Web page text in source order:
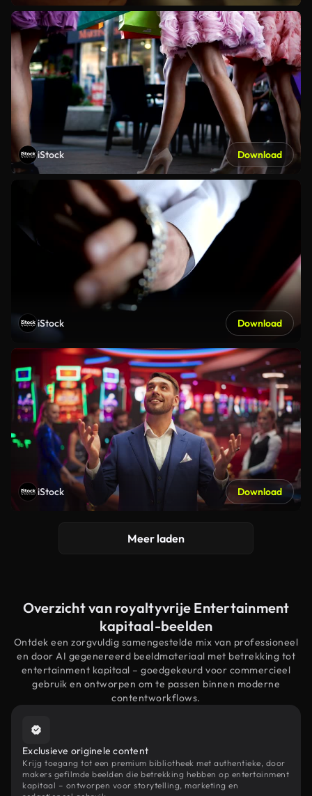
iStock Download
iStock Download
iStock Download
Meer laden
Overzicht van royaltyvrije Entertainment
kapitaal-beelden
Ontdek een zorgvuldig samengestelde mix van professioneel
en door AI gegenereerd beeldmateriaal met betrekking tot
entertainment kapitaal – goedgekeurd voor commercieel
gebruik en ontworpen om te passen binnen moderne
contentworkflows.
Exclusieve originele content
Krijg toegang tot een premium bibliotheek met authentieke, door
makers gefilmde beelden die betrekking hebben op entertainment
kapitaal – ontworpen voor storytelling, marketing en